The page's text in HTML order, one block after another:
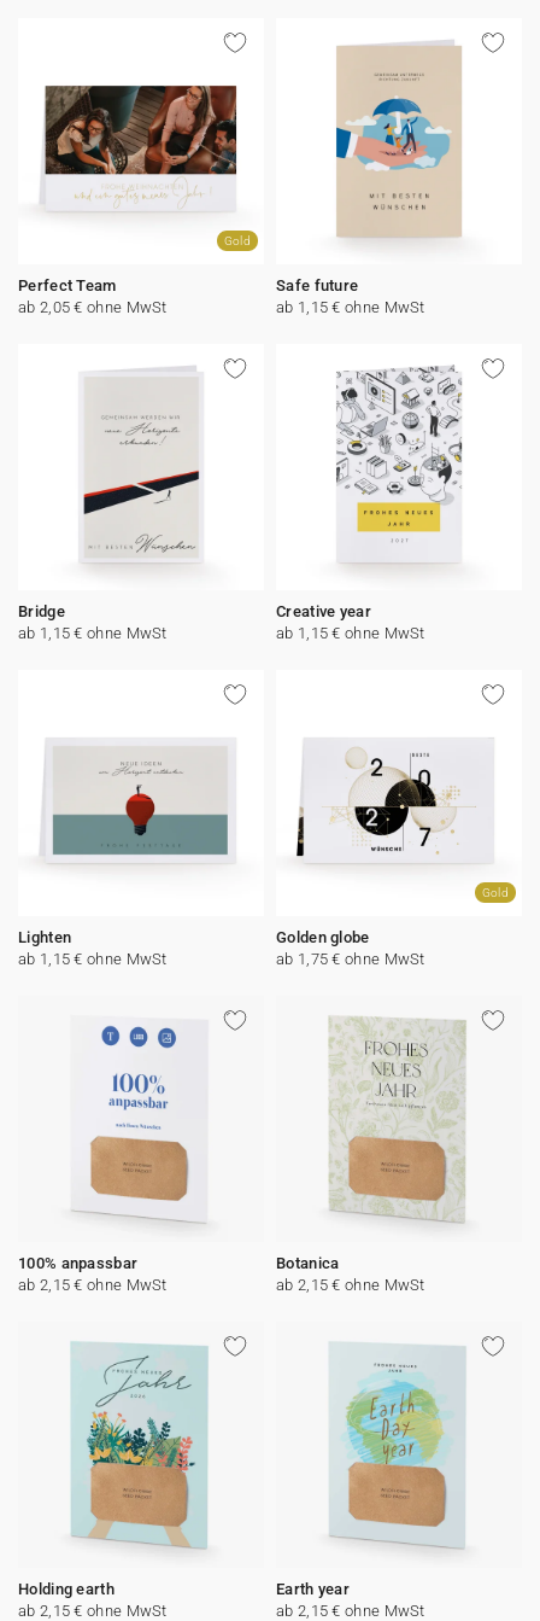
Gold
Perfect Team
ab 2,05 € ohne MwSt
Safe future
ab 1,15 € ohne MwSt
Bridge
ab 1,15 € ohne MwSt
Creative year
ab 1,15 € ohne MwSt
Lighten
ab 1,15 € ohne MwSt
Gold
Golden globe
ab 1,75 € ohne MwSt
100% anpassbar
ab 2,15 € ohne MwSt
Botanica
ab 2,15 € ohne MwSt
Holding earth
ab 2,15 € ohne MwSt
Earth year
ab 2,15 € ohne MwSt